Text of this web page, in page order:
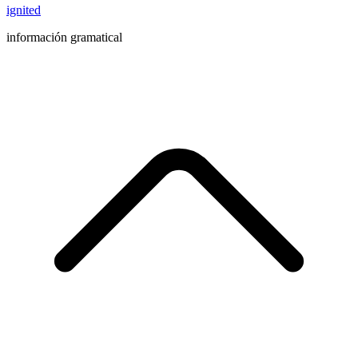
ignited
información gramatical